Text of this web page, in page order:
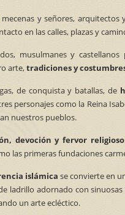
mecenas y señores,
en las calles, plazas y
musulmanes y
arte,tradiciones y
de conquista y batallas, de
personajes como la Reina
nuestros pueblos.
devoción y fervor religioso
las primeras fundaciones
islámica se convierte en
ladrillo adornado con
un arte ecléctico.